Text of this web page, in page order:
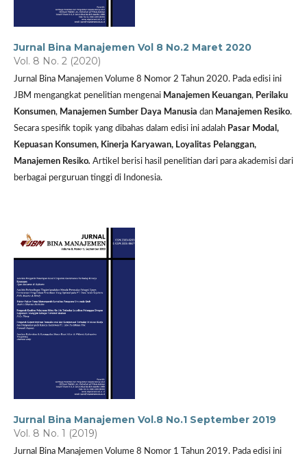
Jurnal Bina Manajemen Vol 8 No.2 Maret 2020
Vol. 8 No. 2 (2020)
Jurnal Bina Manajemen Volume 8 Nomor 2 Tahun 2020. Pada edisi ini
JBM mengangkat penelitian mengenai Manajemen Keuangan, Perilaku
Konsumen, Manajemen Sumber Daya Manusia dan Manajemen Resiko.
Secara spesifik topik yang dibahas dalam edisi ini adalah Pasar Modal,
Kepuasan Konsumen, Kinerja Karyawan, Loyalitas Pelanggan,
Manajemen Resiko. Artikel berisi hasil penelitian dari para akademisi dari
berbagai perguruan tinggi di Indonesia.
Jurnal Bina Manajemen Vol.8 No.1 September 2019
Vol. 8 No. 1 (2019)
Jurnal Bina Manajemen Volume 8 Nomor 1 Tahun 2019. Pada edisi ini